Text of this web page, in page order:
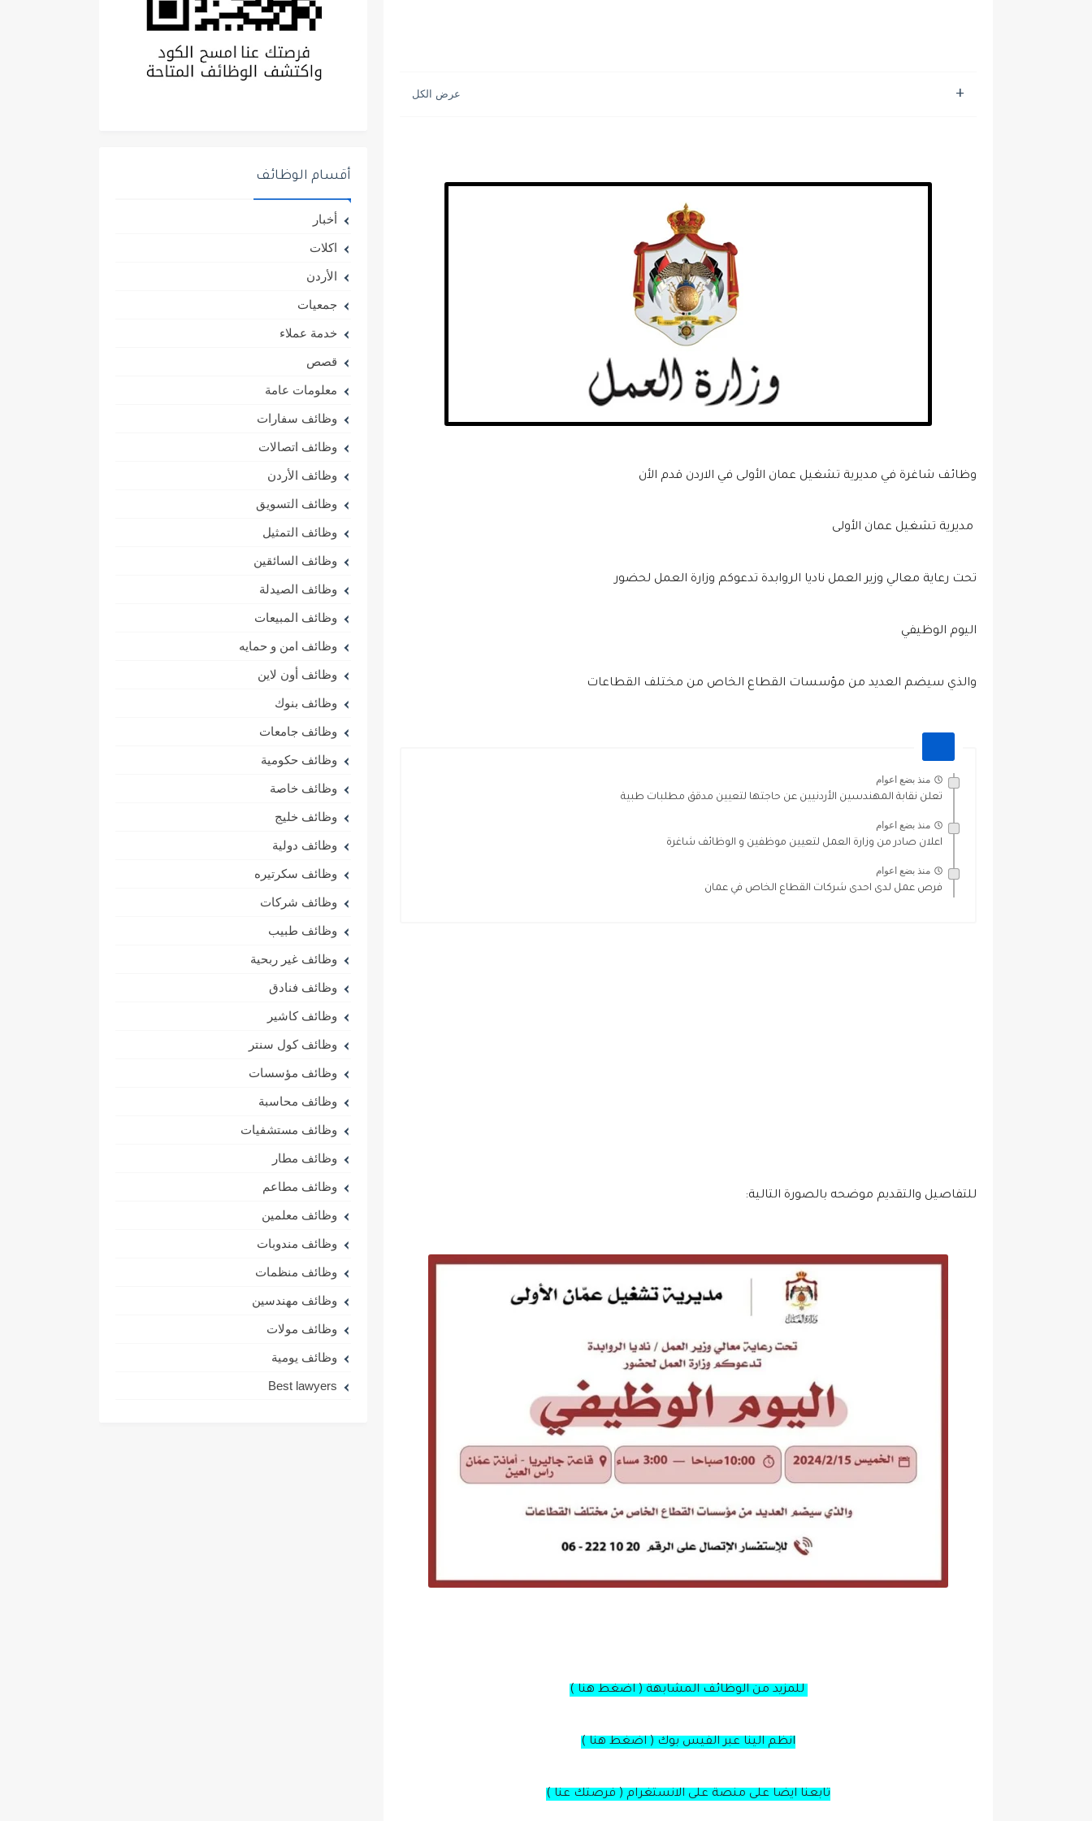
وظائف شاغرة في مديرية تشغيل عمان الأولى في الاردن قدم الأن
مديرية تشغيل عمان الأولى
تحت رعاية معالي وزير العمل ناديا الروابدة تدعوكم وزارة العمل لحضور
اليوم الوظيفي
والذي سيضم العديد من مؤسسات القطاع الخاص من مختلف القطاعات
منذ بضع اعوام
تعلن نقابة المهندسين الأردنيين عن حاجتها لتعيين مدقق مطلبات طبية
منذ بضع اعوام
اعلان صادر من وزارة العمل لتعيين موظفين و الوظائف شاغرة
منذ بضع اعوام
فرص عمل لدى احدى شركات القطاع الخاص في عمان
للتفاصيل والتقديم موضحه بالصورة التالية:
للمزيد من الوظائف المشابهة ( اضغط هنا )
انظم الينا عبر الفيس بوك ( اضغط هنا )
تابعنا ايضا على منصة على الانستغرام ( فرصتك عنا )
أقسام الوظائف
أخبار
اكلات
الأردن
جمعيات
خدمة عملاء
قصص
معلومات عامة
وظائف سفارات
وظائف اتصالات
وظائف الأردن
وظائف التسويق
وظائف التمثيل
وظائف السائقين
وظائف الصيدلة
وظائف المبيعات
وظائف امن و حمايه
وظائف أون لاين
وظائف بنوك
وظائف جامعات
وظائف حكومية
وظائف خاصة
وظائف خليج
وظائف دولية
وظائف سكرتيره
وظائف شركات
وظائف طبيب
وظائف غير ربحية
وظائف فنادق
وظائف كاشير
وظائف كول سنتر
وظائف مؤسسات
وظائف محاسبة
وظائف مستشفيات
وظائف مطار
وظائف مطاعم
وظائف معلمين
وظائف مندوبات
وظائف منظمات
وظائف مهندسين
وظائف مولات
وظائف يومية
Best lawyers